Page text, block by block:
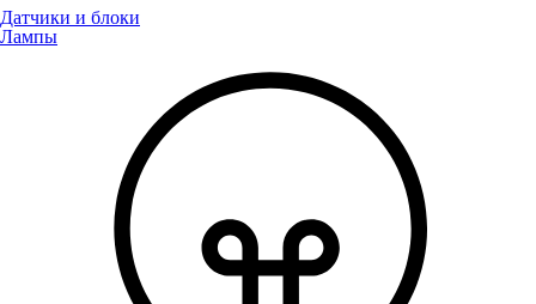
Датчики и блоки
Лампы